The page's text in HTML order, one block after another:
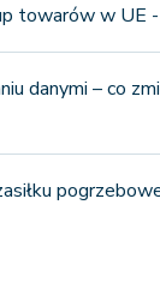
towarów w UE
danymi – co